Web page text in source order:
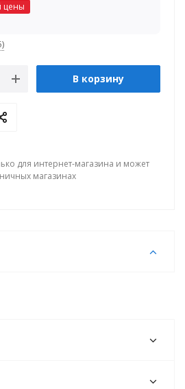
цены
В корзину
для интернет-магазина и может
магазинах